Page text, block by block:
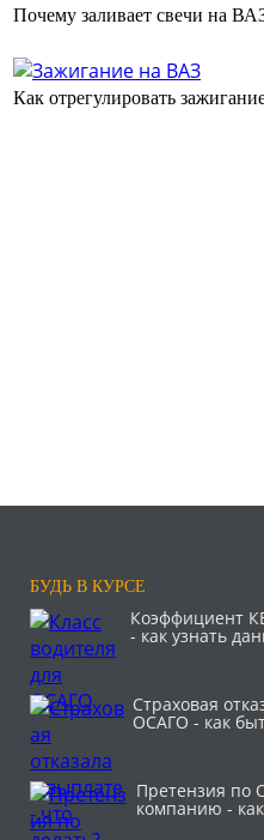
Почему заливает свечи на
Как отрегулировать
БУДЬ В КУРСЕ
Коэффициент
- как узнать
Страховая
ОСАГО - как
Претензия по
компанию -